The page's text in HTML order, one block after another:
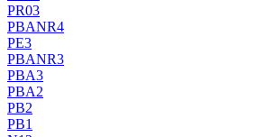
PR03
PBANR4
PE3
PBANR3
PBA3
PBA2
PB2
PB1